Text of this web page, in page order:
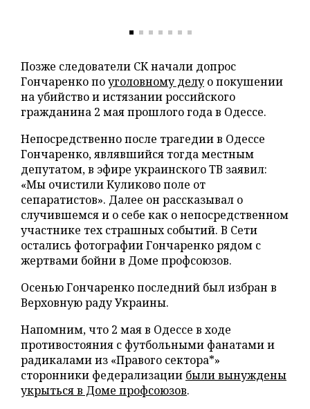
Позже следователи СК начали допрос
Гончаренко поуголовному делуо покушении
на убийство и истязании российского
гражданина 2 мая прошлого года в Одессе.
Непосредственно после трагедии в Одессе
Гончаренко, являвшийся тогда местным
депутатом, в эфире украинского ТВ заявил:
«Мы очистили Куликово поле от
сепаратистов». Далее он рассказывал о
случившемся и о себе как о непосредственном
участнике тех страшных событий. В Сети
остались фотографии Гончаренко рядом с
жертвами бойни в Доме профсоюзов.
Осенью Гончаренко последний был избран в
Верховную раду Украины.
Напомним, что 2 мая в Одессе в ходе
противостояния с футбольными фанатами и
радикалами из «Правого сектора*»
сторонники федерализации были вынуждены
укрыться в Доме профсоюзов.